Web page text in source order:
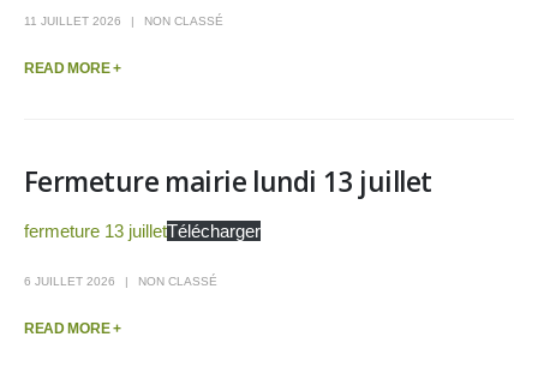
11 JUILLET 2026 NON CLASSÉ
READ MORE +
Fermeture mairie lundi 13 juillet
fermeture 13 juilletTélécharger
6 JUILLET 2026 NON CLASSÉ
READ MORE +